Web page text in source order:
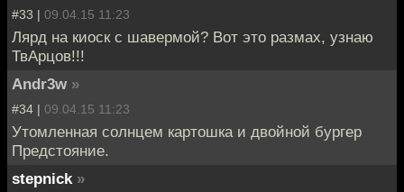
#33 | 09.04.15 11:23
Лярд на киоск с шавермой? Вот это размах, узнаю
ТвАрцов!!!
Andr3w »
#34 | 09.04.15 11:23
Утомленная солнцем картошка и двойной бургер
Предстояние.
stepnick »